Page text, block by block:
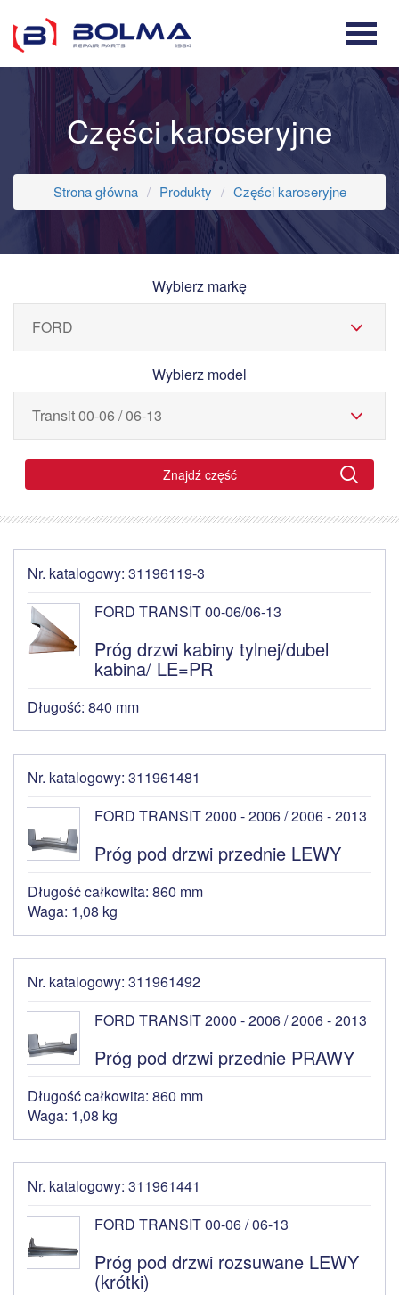
Części karoseryjne
Strona główna Produkty Części karoseryjne
Wybierz markę
Wybierz model
Znajdź część
Nr. katalogowy: 31196119-3
FORD TRANSIT 00-06/06-13
Próg drzwi kabiny tylnej/dubel
kabina/ LE=PR
Długość: 840 mm
Nr. katalogowy: 311961481
FORD TRANSIT 2000 - 2006 / 2006 - 2013
Próg pod drzwi przednie LEWY
Długość całkowita: 860 mm
Waga: 1,08 kg
Nr. katalogowy: 311961492
FORD TRANSIT 2000 - 2006 / 2006 - 2013
Próg pod drzwi przednie PRAWY
Długość całkowita: 860 mm
Waga: 1,08 kg
Nr. katalogowy: 311961441
FORD TRANSIT 00-06 / 06-13
Próg pod drzwi rozsuwane LEWY
(krótki)